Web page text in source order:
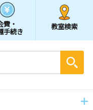
費・
手続き
教室検索